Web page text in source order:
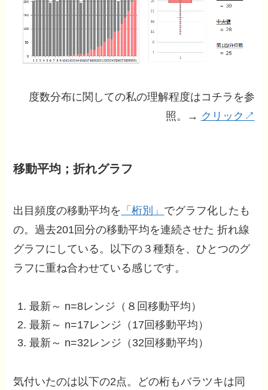
度数分布に関しての私の理解程度はコチラを参
照。→ クリック↗
移動平均；折れグラフ
出目頻度の移動平均を 「桁別」 でグラフ化したも
の。過去201回分の移動平均を連続させた 折れ線
グラフにしている。以下の３種類を、ひとつのグ
ラフに重ね合わせている感じです。
最新～ n=8レンジ（８回移動平均）
最新～ n=17レンジ（17回移動平均）
最新～ n=32レンジ（32回移動平均）
気付いたのは以下の2点。どの桁もバラツキは同